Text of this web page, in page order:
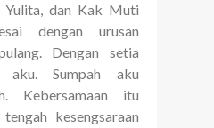
dan Kak Muti
dengan urusan
Dengan setia
aku. Sumpah aku
Kebersamaan itu
kesengsaraan